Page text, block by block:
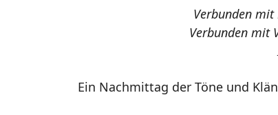
Verbunden
Verbunden mit
Ein Nachmittag der Töne und